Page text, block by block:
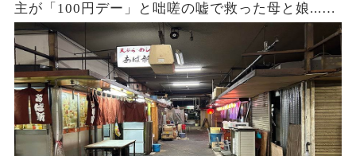
主が「100円デー」と咄嗟の嘘で救った母と娘...お
店の立ち退き当日、まさかの出来事に…